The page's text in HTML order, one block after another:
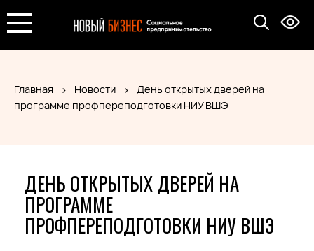
Главная Новости
День открытых дверей на
программе профпереподготовки НИУ ВШЭ
ДЕНЬ ОТКРЫТЫХ ДВЕРЕЙ НА
ПРОГРАММЕ
ПРОФПЕРЕПОДГОТОВКИ НИУ ВШЭ